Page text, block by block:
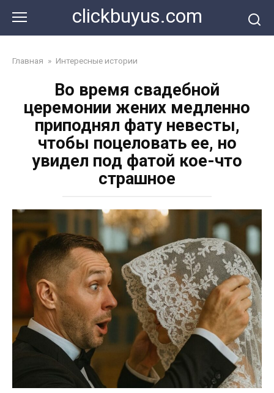
контенту
clickbuyus.com
Главная » Интересные истории
Во время свадебной
церемонии жених медленно
приподнял фату невесты,
чтобы поцеловать ее, но
увидел под фатой кое-что
страшное